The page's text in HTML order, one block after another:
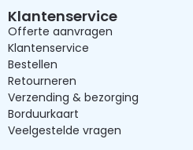
Klantenservice
Offerte aanvragen
Klantenservice
Bestellen
Retourneren
Verzending & bezorging
Borduurkaart
Veelgestelde vragen